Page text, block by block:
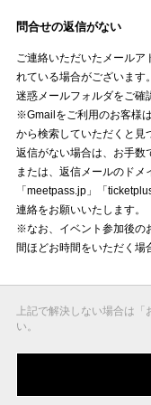
問合せの返信がない
ご連絡いただいたメールア
れている場合がございます。
迷惑メールフォルダをご確
※Gmailをご利用のお客様
から検索していただくと見
返信がない場合は、お手数
または、返信メールのドメ
「meetpass.jp」「
連絡をお願いいたします。
※なお、イベント参加後の
間ほどお時間をいただく場
上記で解決しない場合は
い。